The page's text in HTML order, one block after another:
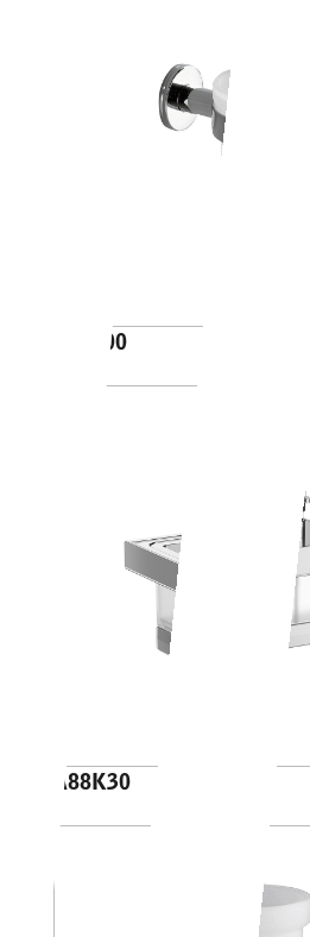
A46100
A88K30